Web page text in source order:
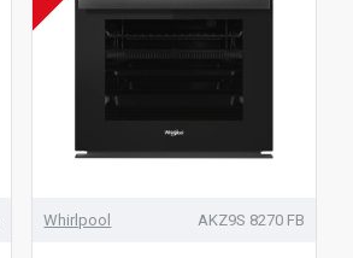
Whirlpool AKZ9S 8270 FB